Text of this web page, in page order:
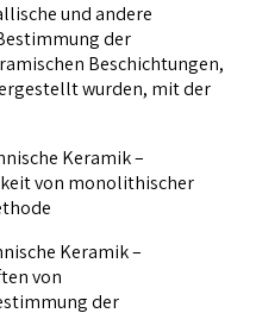
und andere
der
Beschichtungen,
wurden, mit der
Keramik –
von monolithischer
Keramik –
von
der